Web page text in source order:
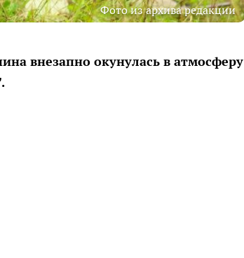
Фото из архива редакции
внезапно окунулась в атмосферу